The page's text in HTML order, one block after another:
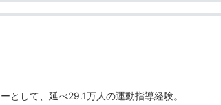
として、延べ29.1万人の運動指導経験。